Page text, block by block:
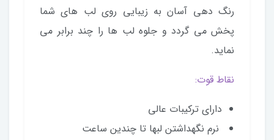
رنگ دهی آسان به زیبایی روی لب های شما
پخش می گردد و جلوه لب ها را چند برابر می
نماید.
نقاط قوت:
دارای ترکیبات عالی
نرم نگهداشتن لبها تا چندین ساعت